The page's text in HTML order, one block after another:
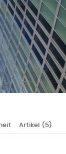
Artikel (5)